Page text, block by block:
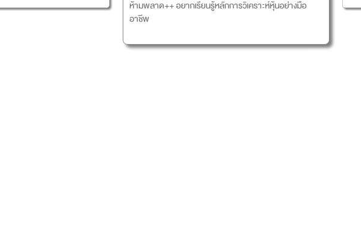
ห้ามพลาด++ อยากเรียนรู้หลักการวิเคราะห์หุ้นอย่างมือ
อาชีพ